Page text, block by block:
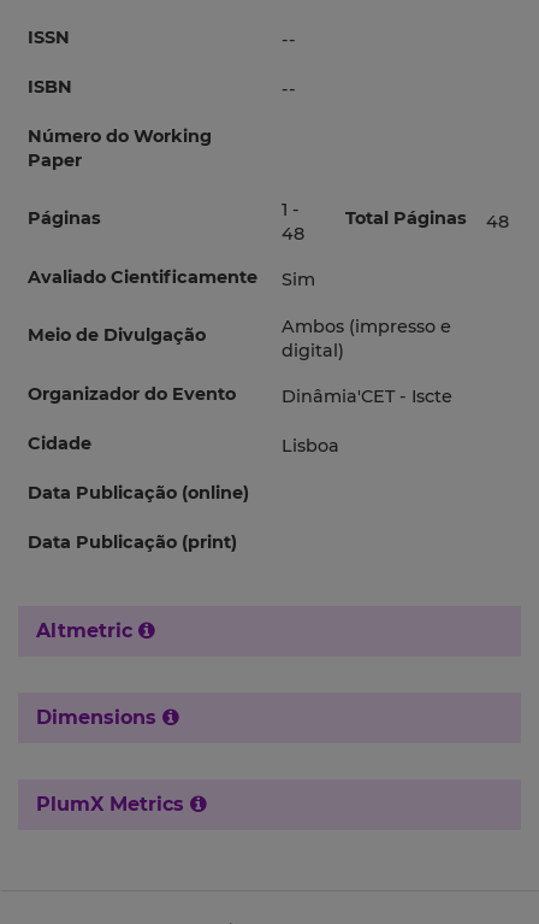
ISSN --
ISBN --
Número do Working
Paper
Páginas
1 -
48
Total Páginas 48
Avaliado Cientificamente Sim
Meio de Divulgação
Ambos (impresso e
digital)
Organizador do Evento
Dinâmia'CET - Iscte
Cidade Lisboa
Data Publicação (online)
Data Publicação (print)
Altmetric
Dimensions
PlumX Metrics